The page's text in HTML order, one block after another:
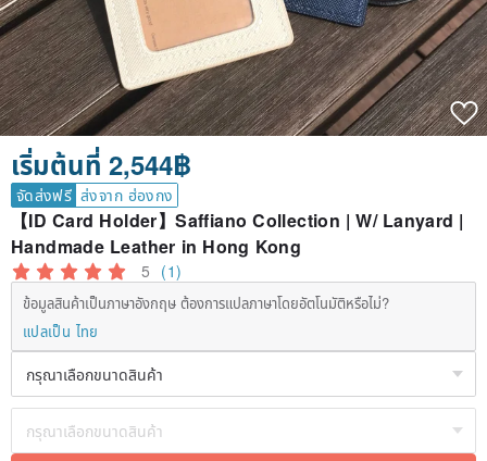
เริ่มต้นที่ 2,544฿
จัดส่งฟรี ส่งจาก ฮ่องกง
【ID Card Holder】Saffiano Collection | W/ Lanyard |
Handmade Leather in Hong Kong
5 (1)
ข้อมูลสินค้าเป็นภาษาอังกฤษ ต้องการแปลภาษาโดยอัตโนมัติหรือไม่?
แปลเป็น ไทย